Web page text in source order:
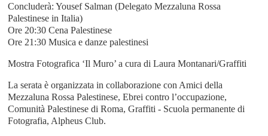
Concluderà: Yousef Salman (Delegato Mezzaluna Rossa
Palestinese in Italia)
Ore 20:30 Cena Palestinese
Ore 21:30 Musica e danze palestinesi
Mostra Fotografica ‘Il Muro’ a cura di Laura Montanari/Graffiti
La serata è organizzata in collaborazione con Amici della
Mezzaluna Rossa Palestinese, Ebrei contro l’occupazione,
Comunità Palestinese di Roma, Graffiti - Scuola permanente di
Fotografia, Alpheus Club.